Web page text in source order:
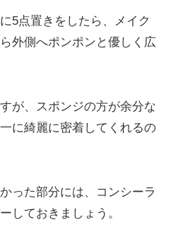
5点置きをしたら、メイク
外側へポンポンと優しく広
が、スポンジの方が余分な
に綺麗に密着してくれるの
った部分には、コンシーラ
しておきましょう。